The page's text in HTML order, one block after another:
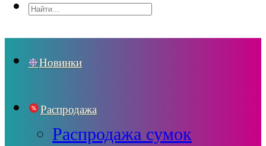
Новинки
Распродажа
Распродажа сумок